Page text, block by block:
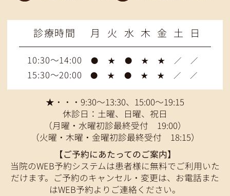
診療時間 月 火 水 木 金 土 日
10:30～14:00 ● ★ ● ★ ★ ／ ／
15:30～20:00 ● ★ ● ★ ★ ／ ／
★・・・9:30～13:30、15:00～19:15
休診日：土曜、日曜、祝日
（月曜・水曜初診最終受付 19:00）
（火曜・木曜・金曜初診最終受付 18:15）
【ご予約にあたってのご案内】
当院のWEB予約システムは患者様に無料でご利用いた
だけます。ご予約のキャンセル・変更は、お電話また
はWEB予約よりご連絡ください。